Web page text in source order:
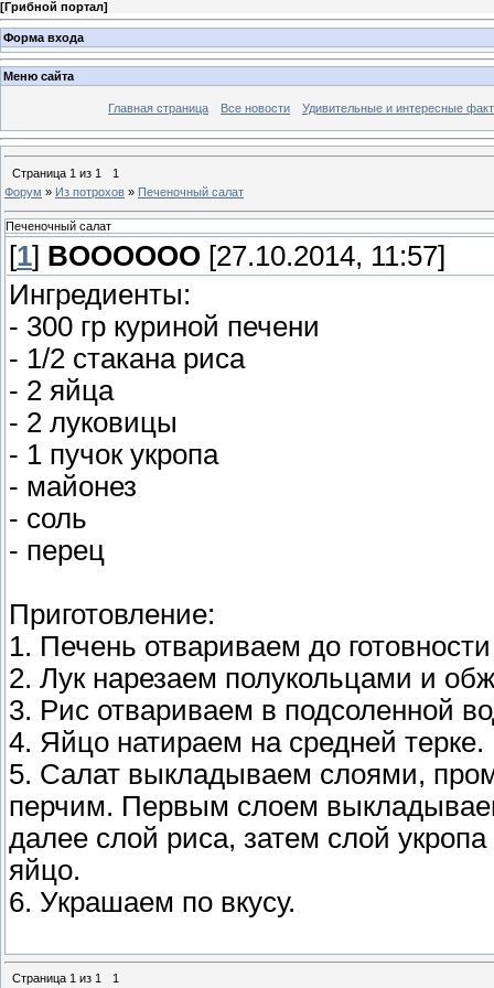
[Грибной портал]
Форма входа
Меню сайта
Главная страница Все новости Удивительные и интересные
Страница 1 из 1
1
Форум » Из потрохов » Печеночный салат
Печеночный салат
[1] BOOOOOO [27.10.2014, 11:57]
Ингредиенты:
- 300 гр куриной печени
- 1/2 стакана риса
- 2 яйца
- 2 луковицы
- 1 пучок укропа
- майонез
- соль
- перец
Приготовление:
1. Печень отвариваем до
2. Лук нарезаем полукольцами и
3. Рис отвариваем в подсоленной
4. Яйцо натираем на средней терке.
5. Салат выкладываем слоями,
перчим. Первым слоем
далее слой риса, затем слой
яйцо.
6. Украшаем по вкусу.
Страница 1 из 1 1